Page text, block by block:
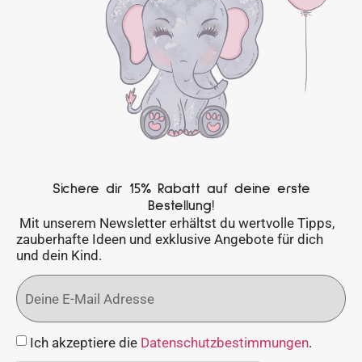
Sichere dir 15% Rabatt auf deine erste
Bestellung!
Mit unserem Newsletter erhältst du wertvolle Tipps,
zauberhafte Ideen und exklusive Angebote für dich
und dein Kind.
Ich akzeptiere die Datenschutzbestimmungen.